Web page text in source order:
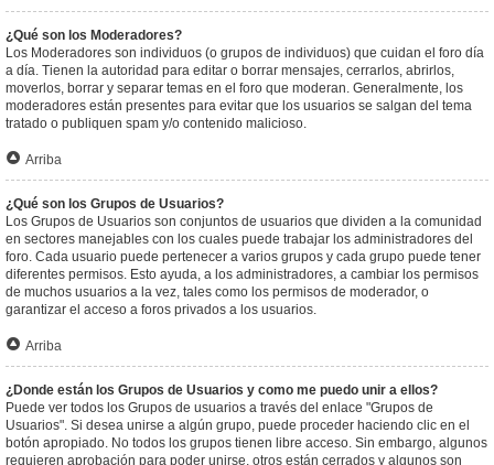
¿Qué son los Moderadores?
Los Moderadores son individuos (o grupos de individuos) que cuidan el foro día
a día. Tienen la autoridad para editar o borrar mensajes, cerrarlos, abrirlos,
moverlos, borrar y separar temas en el foro que moderan. Generalmente, los
moderadores están presentes para evitar que los usuarios se salgan del tema
tratado o publiquen spam y/o contenido malicioso.
Arriba
¿Qué son los Grupos de Usuarios?
Los Grupos de Usuarios son conjuntos de usuarios que dividen a la comunidad
en sectores manejables con los cuales puede trabajar los administradores del
foro. Cada usuario puede pertenecer a varios grupos y cada grupo puede tener
diferentes permisos. Esto ayuda, a los administradores, a cambiar los permisos
de muchos usuarios a la vez, tales como los permisos de moderador, o
garantizar el acceso a foros privados a los usuarios.
Arriba
¿Donde están los Grupos de Usuarios y como me puedo unir a ellos?
Puede ver todos los Grupos de usuarios a través del enlace "Grupos de
Usuarios". Si desea unirse a algún grupo, puede proceder haciendo clic en el
botón apropiado. No todos los grupos tienen libre acceso. Sin embargo, algunos
requieren aprobación para poder unirse, otros están cerrados y algunos son